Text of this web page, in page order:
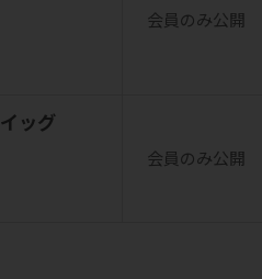
会員のみ公開
ッグ
会員のみ公開